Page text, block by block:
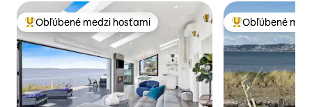
Najobľúbenejšie medzi hosťami
Obľúbené medzi hosťami Najobľúbenejšie
Obľúbené